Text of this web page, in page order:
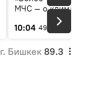
МЧС — о климате,
системе
населения
10:04 49 мин
г. Бишкек 89.3